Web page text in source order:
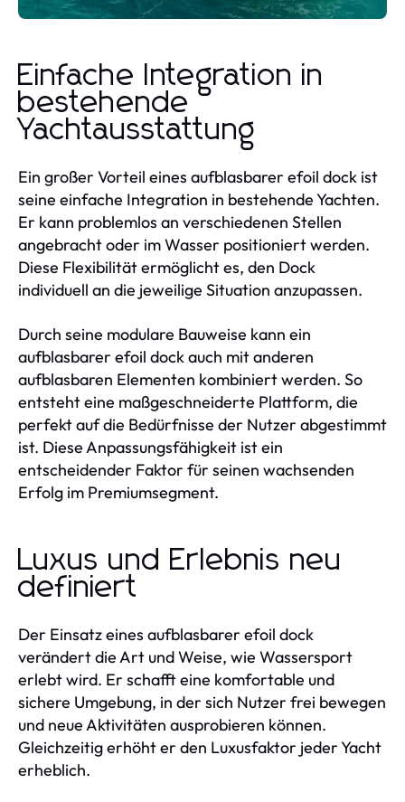
Einfache Integration in
bestehende
Yachtausstattung
Ein großer Vorteil eines aufblasbarer efoil dock ist
seine einfache Integration in bestehende Yachten.
Er kann problemlos an verschiedenen Stellen
angebracht oder im Wasser positioniert werden.
Diese Flexibilität ermöglicht es, den Dock
individuell an die jeweilige Situation anzupassen.
Durch seine modulare Bauweise kann ein
aufblasbarer efoil dock auch mit anderen
aufblasbaren Elementen kombiniert werden. So
entsteht eine maßgeschneiderte Plattform, die
perfekt auf die Bedürfnisse der Nutzer abgestimmt
ist. Diese Anpassungsfähigkeit ist ein
entscheidender Faktor für seinen wachsenden
Erfolg im Premiumsegment.
Luxus und Erlebnis neu
definiert
Der Einsatz eines aufblasbarer efoil dock
verändert die Art und Weise, wie Wassersport
erlebt wird. Er schafft eine komfortable und
sichere Umgebung, in der sich Nutzer frei bewegen
und neue Aktivitäten ausprobieren können.
Gleichzeitig erhöht er den Luxusfaktor jeder Yacht
erheblich.